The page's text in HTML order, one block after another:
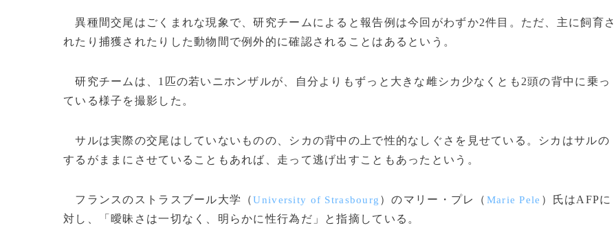
異種間交尾はごくまれな現象で、研究チームによると報告例は今回がわずか2件目。ただ、主に飼育さ
れたり捕獲されたりした動物間で例外的に確認されることはあるという。
研究チームは、1匹の若いニホンザルが、自分よりもずっと大きな雌シカ少なくとも2頭の背中に乗っ
ている様子を撮影した。
サルは実際の交尾はしていないものの、シカの背中の上で性的なしぐさを見せている。シカはサルの
するがままにさせていることもあれば、走って逃げ出すこともあったという。
フランスのストラスブール大学（University of Strasbourg ）のマリー・プレ（ Marie Pele ）氏はAFPに
対し、「曖昧さは一切なく、明らかに性行為だ」と指摘している。